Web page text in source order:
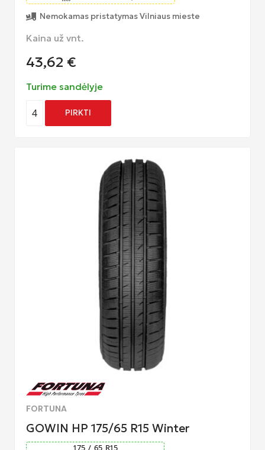
Nemokamas pristatymas Vilniaus mieste
Kaina už vnt.
43,62 €
Turime sandėlyje
4 PIRKTI
FORTUNA
GOWIN HP 175/65 R15 Winter
175 / 65 R15